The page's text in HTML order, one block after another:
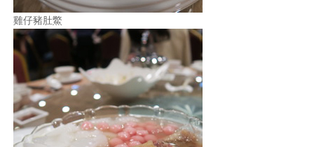
雞仔豬肚鱉